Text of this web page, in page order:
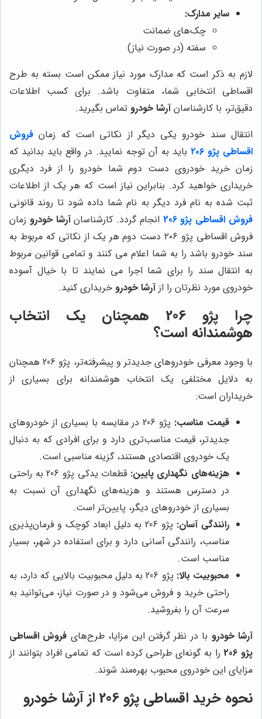
سایر مدارک:
چک‌های ضمانت
سفته (در صورت نیاز)
لازم به ذکر است که مدارک مورد نیاز ممکن است بسته به طرح
اقساطی انتخابی شما، متفاوت باشد. برای کسب اطلاعات
دقیق‌تر، با کارشناسانآرشا خودرو تماس بگیرید.
انتقال سند خودرو یکی دیگر از نکاتی است که زمان فروش
اقساطی پژو ۲۰۶
باید به آن توجه نمایید. در واقع باید بدانید که
زمان خرید خودروی دست دوم شما خودرو را از فرد دیگری
خریداری خواهید کرد. بنابراین نیاز است که هر یک از اطلاعات
ثبت شده به نام فرد دیگر به نام شما داده شود تا روند قانونی
فروش اقساطی پژو 206
انجام گردد. کارشناسانآرشا خودرو زمان
فروش اقساطی پژو ۲۰۶ دست دوم هر یک از نکاتی که مربوط به
سند خودرو باشد را به شما اعلام می کنند و تمامی قوانین مربوط
به انتقال سند را برای شما اجرا می نمایند تا با خیال آسوده
خودروی مورد نظرتان را ازآرشا خودرو خریداری کنید.
چرا پژو 206 همچنان یک انتخاب
هوشمندانه است؟
با وجود معرفی خودروهای جدیدتر و پیشرفته‌تر، پژو 206 همچنان
به دلایل مختلفی یک انتخاب هوشمندانه برای بسیاری از
خریداران است:
قیمت مناسب:
پژو 206 در مقایسه با بسیاری از خودروهای
جدیدتر، قیمت مناسب‌تری دارد و برای افرادی که به دنبال
یک خودروی اقتصادی هستند، گزینه مناسبی است.
هزینه‌های نگهداری پایین:
قطعات یدکی پژو 206 به راحتی
در دسترس هستند و هزینه‌های نگهداری آن نسبت به
بسیاری از خودروهای دیگر، پایین‌تر است.
رانندگی آسان:
پژو 206 به دلیل ابعاد کوچک و فرمان‌پذیری
مناسب، رانندگی آسانی دارد و برای استفاده در شهر، بسیار
مناسب است.
محبوبیت بالا:
پژو 206 به دلیل محبوبیت بالایی که دارد، به
راحتی خرید و فروش می‌شود و در صورت نیاز، می‌توانید به
سرعت آن را بفروشید.
آرشا خودرو با در نظر گرفتن این مزایا، طرح‌های فروش اقساطی
پژو 206
را به گونه‌ای طراحی کرده است که تمامی افراد بتوانند از
مزایای این خودروی محبوب بهره‌مند شوند.
نحوه خرید اقساطی پژو 206 از آرشا خودرو